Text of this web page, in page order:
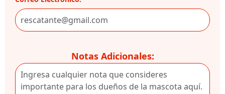
Notas Adicionales: